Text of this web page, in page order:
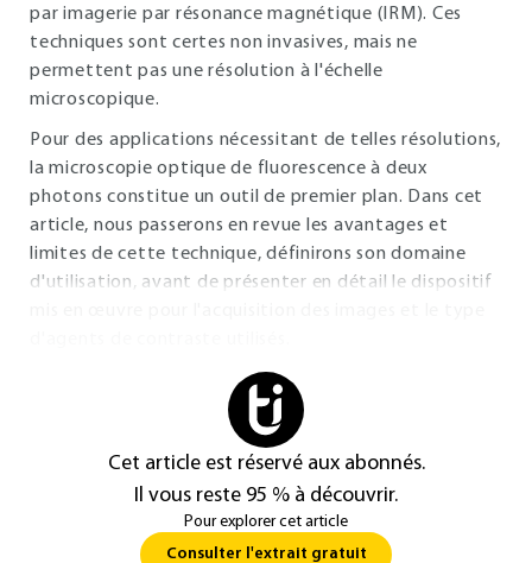
par imagerie par résonance magnétique (IRM). Ces
techniques sont certes non invasives, mais ne
permettent pas une résolution à l'échelle
microscopique.
Pour des applications nécessitant de telles résolutions,
la microscopie optique de fluorescence à deux
photons constitue un outil de premier plan. Dans cet
article, nous passerons en revue les avantages et
limites de cette technique, définirons son domaine
d'utilisation, avant de présenter en détail le dispositif
Cet article est réservé aux abonnés.
Il vous reste 95 % à découvrir.
Pour explorer cet article
Consulter l'extrait gratuit